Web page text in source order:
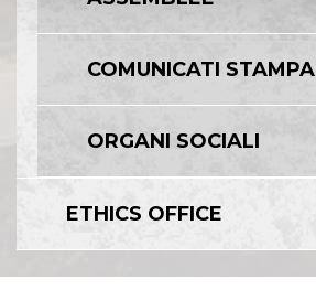
COMUNICATI STAMPA
ORGANI SOCIALI
ETHICS OFFICE